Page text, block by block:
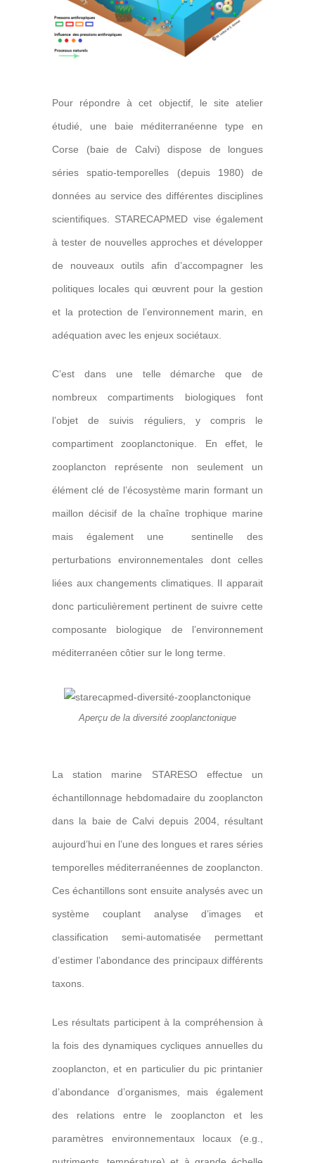
Pour répondre à cet objectif, le site atelier
étudié, une baie méditerranéenne type en
Corse (baie de Calvi) dispose de longues
séries spatio-temporelles (depuis 1980) de
données au service des différentes disciplines
scientifiques. STARECAPMED vise également
à tester de nouvelles approches et développer
de nouveaux outils afin d’accompagner les
politiques locales qui œuvrent pour la gestion
et la protection de l’environnement marin, en
adéquation avec les enjeux sociétaux.
C’est dans une telle démarche que de
nombreux compartiments biologiques font
l’objet de suivis réguliers, y compris le
compartiment zooplanctonique. En effet, le
zooplancton représente non seulement un
élément clé de l’écosystème marin formant un
maillon décisif de la chaîne trophique marine
mais également une sentinelle des
perturbations environnementales dont celles
liées aux changements climatiques. Il apparait
donc particulièrement pertinent de suivre cette
composante biologique de l’environnement
méditerranéen côtier sur le long terme.
Aperçu de la diversité zooplanctonique
La station marine STARESO effectue un
échantillonnage hebdomadaire du zooplancton
dans la baie de Calvi depuis 2004, résultant
aujourd’hui en l’une des longues et rares séries
temporelles méditerranéennes de zooplancton.
Ces échantillons sont ensuite analysés avec un
système couplant analyse d’images et
classification semi-automatisée permettant
d’estimer l’abondance des principaux différents
taxons.
Les résultats participent à la compréhension à
la fois des dynamiques cycliques annuelles du
zooplancton, et en particulier du pic printanier
d’abondance d’organismes, mais également
des relations entre le zooplancton et les
paramètres environnementaux locaux (e.g.,